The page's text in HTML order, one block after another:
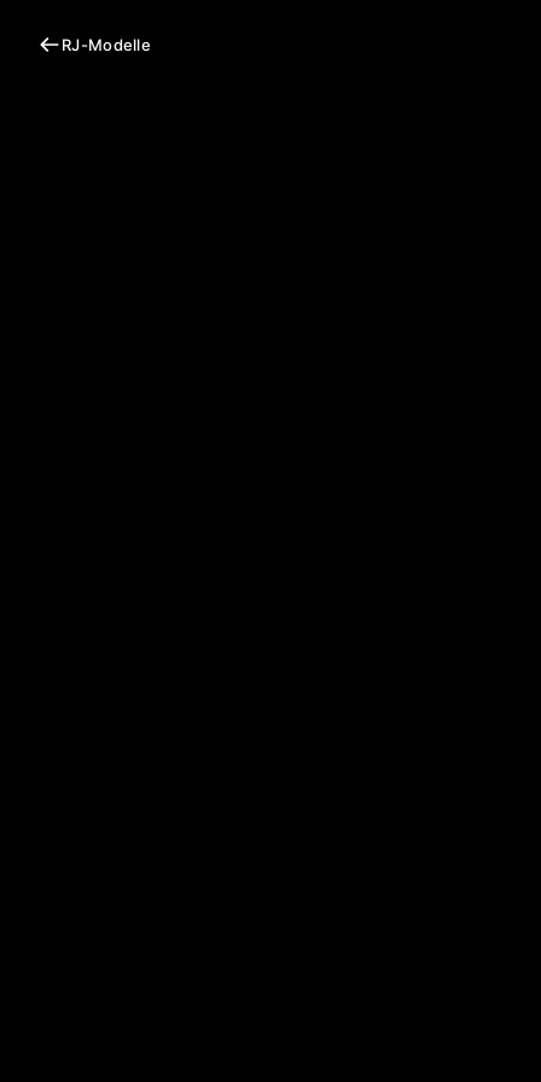
RJ-Modelle